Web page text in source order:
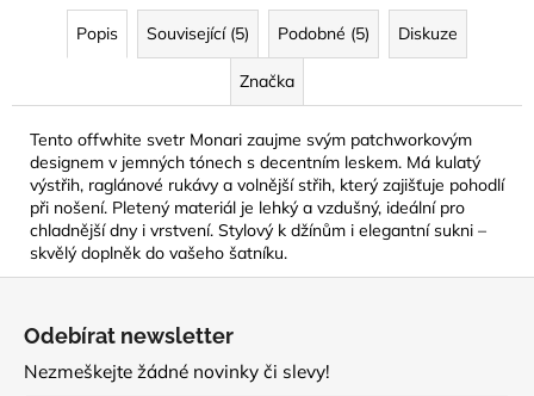
Popis Související (5) Podobné (5) Diskuze
Značka
Tento offwhite svetr Monari zaujme svým patchworkovým
designem v jemných tónech s decentním leskem. Má kulatý
výstřih, raglánové rukávy a volnější střih, který zajišťuje pohodlí
při nošení. Pletený materiál je lehký a vzdušný, ideální pro
chladnější dny i vrstvení. Stylový k džínům i elegantní sukni –
skvělý doplněk do vašeho šatníku.
Odebírat newsletter
Nezmeškejte žádné novinky či slevy!